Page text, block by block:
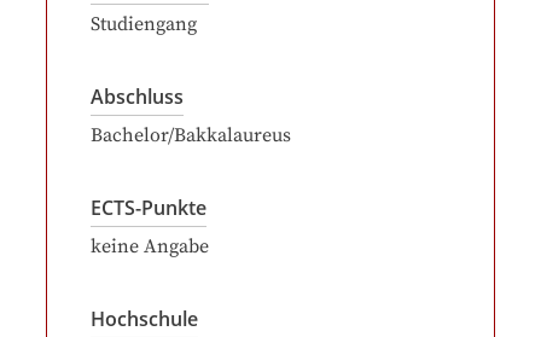
Studiengang
Abschluss
Bachelor/Bakkalaureus
ECTS-Punkte
keine Angabe
Hochschule